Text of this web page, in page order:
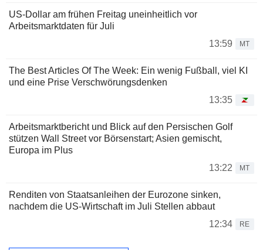
US-Dollar am frühen Freitag uneinheitlich vor
Arbeitsmarktdaten für Juli
13:59
MT
The Best Articles Of The Week: Ein wenig Fußball, viel KI
und eine Prise Verschwörungsdenken
13:35
Arbeitsmarktbericht und Blick auf den Persischen Golf
stützen Wall Street vor Börsenstart; Asien gemischt,
Europa im Plus
13:22
MT
Renditen von Staatsanleihen der Eurozone sinken,
nachdem die US-Wirtschaft im Juli Stellen abbaut
12:34
RE